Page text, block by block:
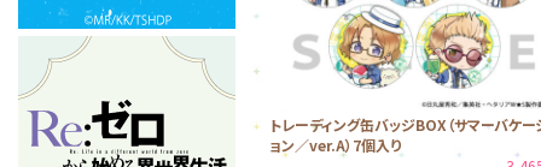
トレーディング缶バッジBOX（サマーバケー
ョン／ver.A）7個入り